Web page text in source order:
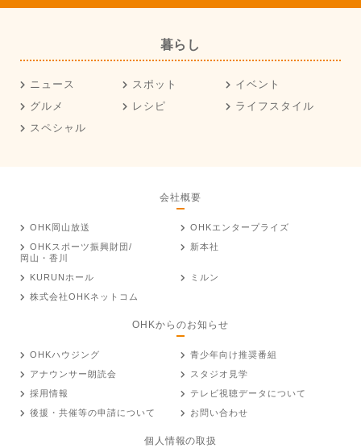
暮らし
ニュース スポット
イベント
グルメ
レシピ
ライフスタイル
スペシャル
会社概要
OHK岡山放送
OHKエンタープライズ
OHKスポーツ振興財団/
岡山・香川
新本社
KURUNホール
ミルン
株式会社OHKネットコム
OHKからのお知らせ
OHKハウジング
青少年向け推奨番組
アナウンサー朗読会
スタジオ見学
採用情報
テレビ視聴データについて
後援・共催等の申請について
お問い合わせ
個人情報の取扱